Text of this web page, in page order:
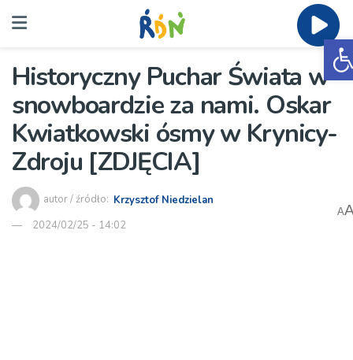
Historyczny Puchar Świata w
snowboardzie za nami. Oskar
Kwiatkowski ósmy w Krynicy-
Zdroju [ZDJĘCIA]
autor / źródło: Krzysztof Niedzielan
2024/02/25 - 14:02
A